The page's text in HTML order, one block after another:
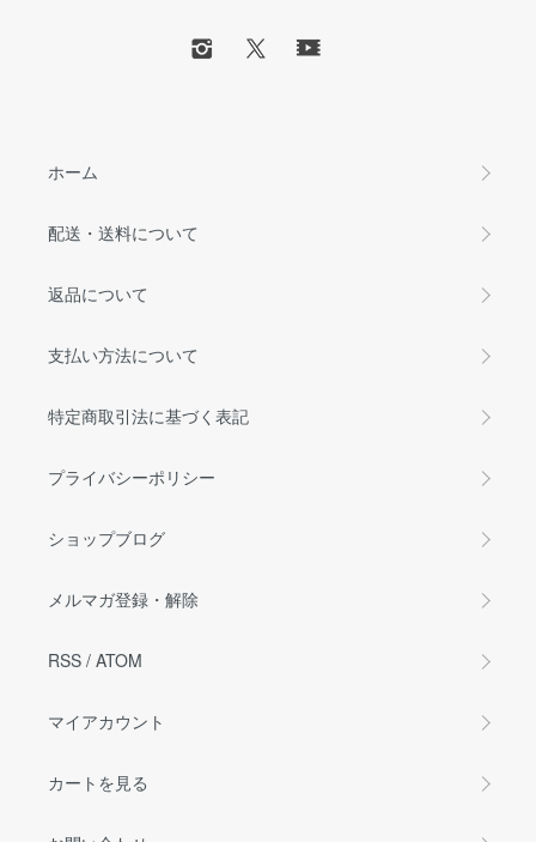
ホーム
配送・送料について
返品について
支払い方法について
特定商取引法に基づく表記
プライバシーポリシー
ショップブログ
メルマガ登録・解除
RSS / ATOM
マイアカウント
カートを見る